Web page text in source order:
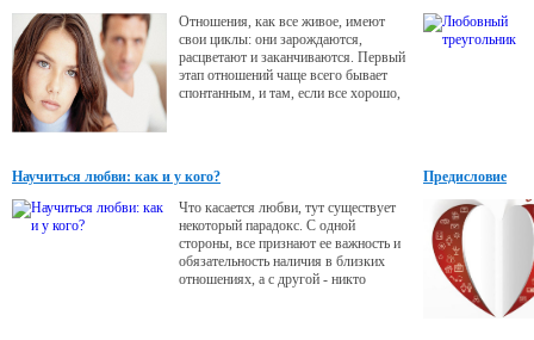
Отношения, как все живое, имеют
свои циклы: они зарождаются,
расцветают и заканчиваются. Первый
этап отношений чаще всего бывает
спонтанным, и там, если все хорошо,
отношений. Ниже вы прочитаете, как
это лучше сделать, если возникла
такая необходимость.
Научиться любви: как и у кого?
Что касается любви, тут существует
некоторый парадокс. С одной
стороны, все признают ее важность и
обязательность наличия в близких
отношениях, а с другой - никто
Предисловие